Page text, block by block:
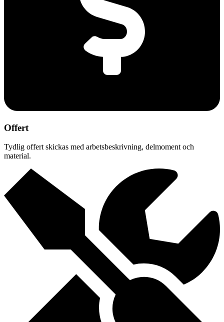
Offert
Tydlig offert skickas med arbetsbeskrivning, delmoment och
material.